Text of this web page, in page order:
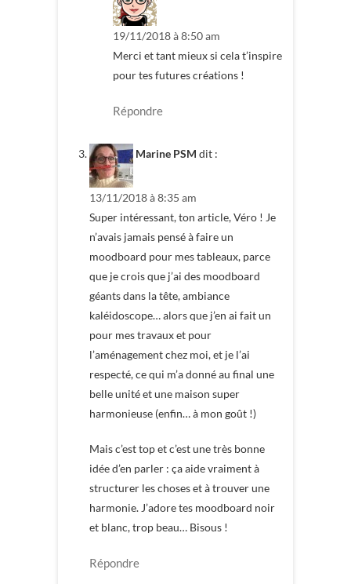
19/11/2018 à 8:50 am
Merci et tant mieux si cela t’inspire
pour tes futures créations !
Répondre
Marine PSM dit :
13/11/2018 à 8:35 am
Super intéressant, ton article, Véro ! Je
n’avais jamais pensé à faire un
moodboard pour mes tableaux, parce
que je crois que j’ai des moodboard
géants dans la tête, ambiance
kaléidoscope… alors que j’en ai fait un
pour mes travaux et pour
l’aménagement chez moi, et je l’ai
respecté, ce qui m’a donné au final une
belle unité et une maison super
harmonieuse (enfin… à mon goût !)
Mais c’est top et c’est une très bonne
idée d’en parler : ça aide vraiment à
structurer les choses et à trouver une
harmonie. J’adore tes moodboard noir
et blanc, trop beau… Bisous !
Répondre